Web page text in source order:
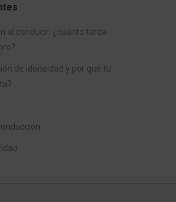
al conducir: ¿cuánto tarda
de idoneidad y por qué tu